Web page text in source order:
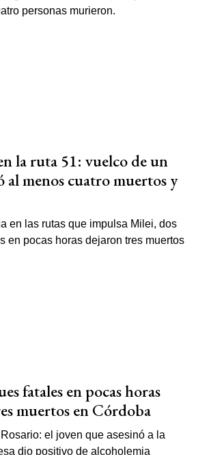
la ruta 51: vuelco de un
al menos cuatro muertos y
fatales en pocas horas
muertos en Córdoba